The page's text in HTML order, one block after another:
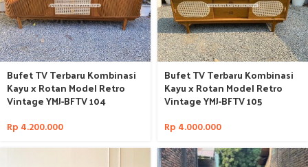
Bufet TV Terbaru Kombinasi
Kayu x Rotan Model Retro
Vintage YMJ-BFTV 104
Rp 4.200.000
Bufet TV Terbaru Kombinasi
Kayu x Rotan Model Retro
Vintage YMJ-BFTV 105
Rp 4.000.000